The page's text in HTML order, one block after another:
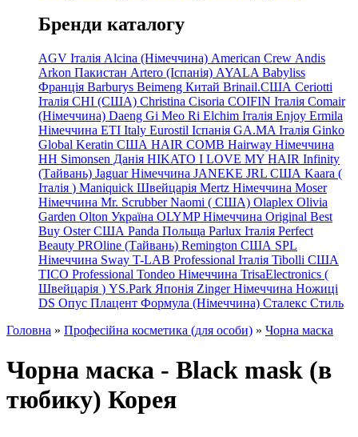
Бренди каталогу
AGV Італія Alcina (Німеччина) American Crew Andis
Arkon Пакистан Artero (Іспанія) AYALA Babyliss
Франція Barburys Beimeng Китай Brinail.США Ceriotti
Італія CHI (США) Christina Cisoria COIFIN Італія Comair
(Німеччина) Daeng Gi Meo Ri Elchim Італія Enjoy Ermila
Німеччина ETI Italy Eurostil Іспанія GA.MA Італія Ginko
Global Keratin США HAIR COMB Hairway Німеччина
HH Simonsen Данія HIKATO I LOVE MY HAIR Infinity
(Тайвань) Jaguar Німеччина JANEKE JRL США Kaara (
Італія ) Maniquick Швейцарія Mertz Німеччина Moser
Німеччина Mr. Scrubber Naomi ( США) Olaplex Olivia
Garden Olton Україна OLYMP Німеччина Original Best
Buy Oster США Panda Польща Parlux Італія Perfect
Beauty PROline (Тайвань) Remington США SPL
Німеччина Sway T-LAB Professional Італія Tibolli США
TICO Professional Tondeo Німеччина TrisaElectronics (
Швейцарія ) YS.Park Японія Zinger Німеччина Ножиці
DS Опус Плацент Формула (Німеччина) Сталекс Стиль
Головна » Професійна косметика (для особи) » Чорна маска
Чорна маска - Black mask (в
тюбику) Корея